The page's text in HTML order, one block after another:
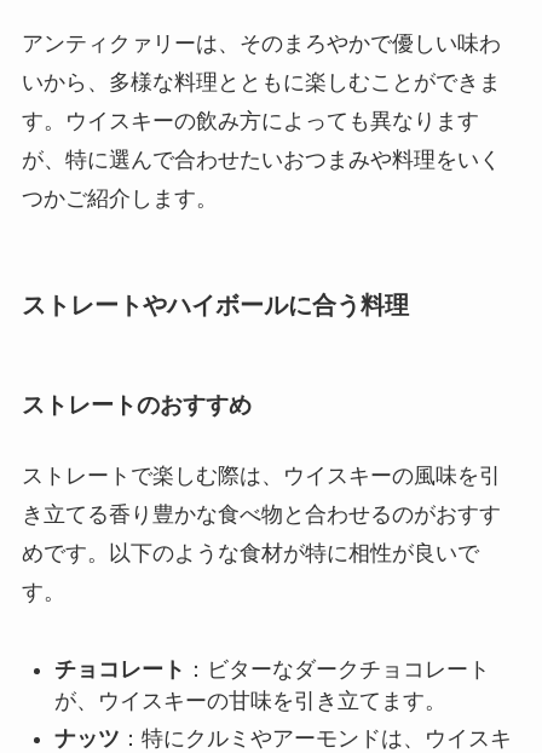
アンティクァリーは、そのまろやかで優しい味わ
いから、多様な料理とともに楽しむことができま
す。ウイスキーの飲み方によっても異なります
が、特に選んで合わせたいおつまみや料理をいく
つかご紹介します。
ストレートやハイボールに合う料理
ストレートのおすすめ
ストレートで楽しむ際は、ウイスキーの風味を引
き立てる香り豊かな食べ物と合わせるのがおすす
めです。以下のような食材が特に相性が良いで
す。
チョコレート ：ビターなダークチョコレート
が、ウイスキーの甘味を引き立てます。
ナッツ ：特にクルミやアーモンドは、ウイスキ